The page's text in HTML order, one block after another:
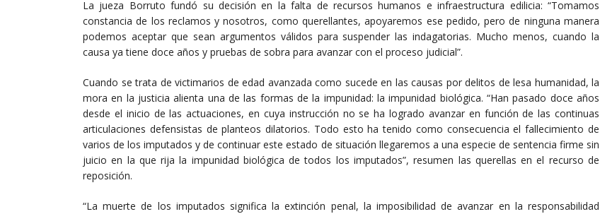
La jueza Borruto fundó su decisión en la falta de recursos humanos e infraestructura edilicia: “Tomamos
constancia de los reclamos y nosotros, como querellantes, apoyaremos ese pedido, pero de ninguna manera
podemos aceptar que sean argumentos válidos para suspender las indagatorias. Mucho menos, cuando la
causa ya tiene doce años y pruebas de sobra para avanzar con el proceso judicial”.
Cuando se trata de victimarios de edad avanzada como sucede en las causas por delitos de lesa humanidad, la
mora en la justicia alienta una de las formas de la impunidad: la impunidad biológica. “Han pasado doce años
desde el inicio de las actuaciones, en cuya instrucción no se ha logrado avanzar en función de las continuas
articulaciones defensistas de planteos dilatorios. Todo esto ha tenido como consecuencia el fallecimiento de
varios de los imputados y de continuar este estado de situación llegaremos a una especie de sentencia firme sin
juicio en la que rija la impunidad biológica de todos los imputados”, resumen las querellas en el recurso de
reposición.
“La muerte de los imputados significa la extinción penal, la imposibilidad de avanzar en la responsabilidad